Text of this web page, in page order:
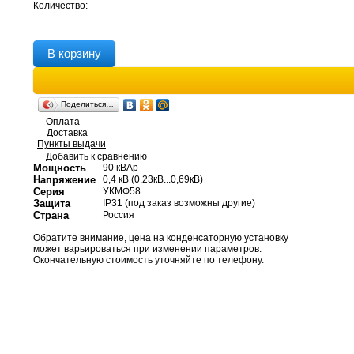
Количество:
В корзину
Поделиться…
Оплата
Доставка
Пункты выдачи
Добавить к сравнению
Мощность 90 кВАр
Напряжение 0,4 кВ (0,23кВ...0,69кВ)
Серия УКМФ58
Защита IP31 (под заказ возможны другие)
Страна Россия
Обратите внимание, цена на конденсаторную установку
может варьироваться при изменении параметров.
Окончательную стоимость уточняйте по телефону.